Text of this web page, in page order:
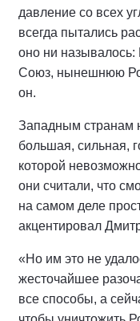
давление со всех
всегда пытались
оно ни называлось:
Союз, нынешнюю
он.
Западным странам
большая, сильная,
которой
они считали, что
на самом деле
акцентировал
«Но им это не
жесточайшее
все способы, а